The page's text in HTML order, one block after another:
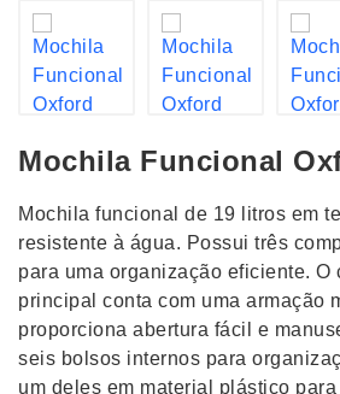
Mochila Funcional
Mochila funcional de 19 litros em
resistente à água. Possui três
para uma organização eficiente. O
principal conta com uma armação
proporciona abertura fácil e
seis bolsos internos para
um deles em material plástico